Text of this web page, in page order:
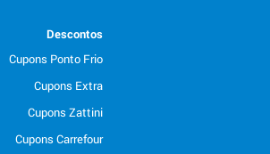
Descontos
Cupons Ponto Frio
Cupons Extra
Cupons Zattini
Cupons Carrefour